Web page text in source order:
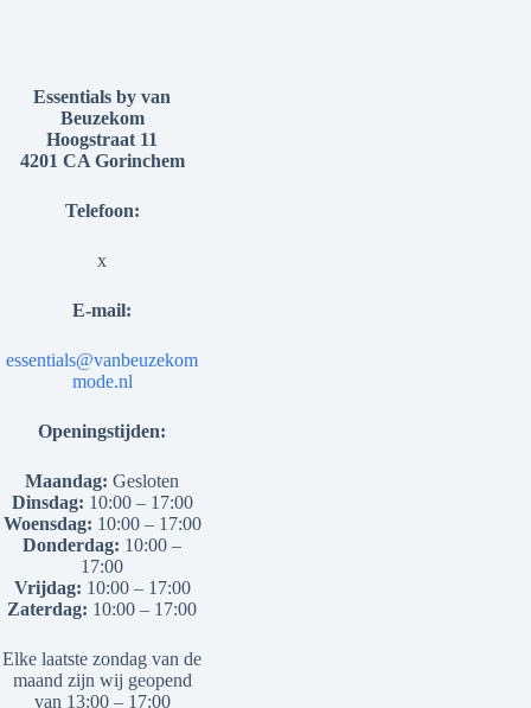
Essentials by van
Beuzekom
Hoogstraat 11
4201 CA Gorinchem
Telefoon:
x
E-mail:
essentials@vanbeuzekom
mode.nl
Openingstijden:
Maandag: Gesloten
Dinsdag: 10:00 – 17:00
Woensdag: 10:00 – 17:00
Donderdag: 10:00 –
17:00
Vrijdag: 10:00 – 17:00
Zaterdag: 10:00 – 17:00
Elke laatste zondag van de
maand zijn wij geopend
van 13:00 – 17:00